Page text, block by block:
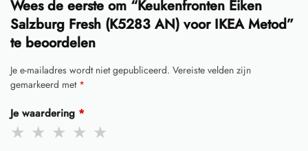
Wees de eerste om “Keukenfronten Eiken
Salzburg Fresh (K5283 AN) voor IKEA Metod”
te beoordelen
Je e-mailadres wordt niet gepubliceerd. Vereiste velden zijn
gemarkeerd met *
Je waardering *